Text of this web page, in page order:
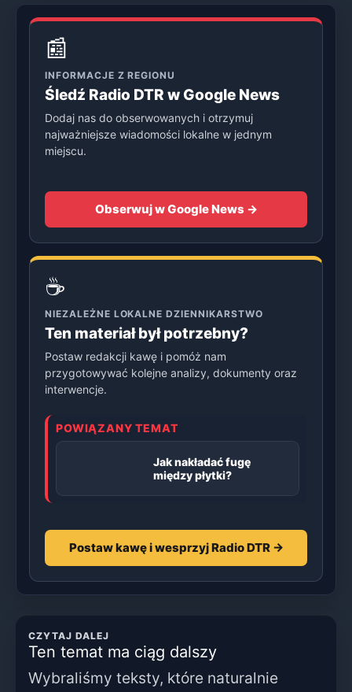
📰
INFORMACJE Z REGIONU
Śledź Radio DTR w Google News
Dodaj nas do obserwowanych i otrzymuj
najważniejsze wiadomości lokalne w jednym
miejscu.
Obserwuj w Google News →
☕
NIEZALEŻNE LOKALNE DZIENNIKARSTWO
Ten materiał był potrzebny?
Postaw redakcji kawę i pomóż nam
przygotowywać kolejne analizy, dokumenty oraz
interwencje.
POWIĄZANY TEMAT
Jak nakładać fugę
między płytki?
Postaw kawę i wesprzyj Radio DTR →
CZYTAJ DALEJ
Ten temat ma ciąg dalszy
Wybraliśmy teksty, które naturalnie